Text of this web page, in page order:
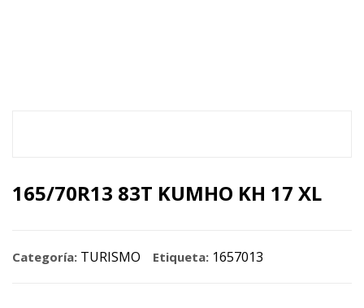
165/70R13 83T KUMHO KH 17 XL
Categoría: TURISMO Etiqueta: 1657013